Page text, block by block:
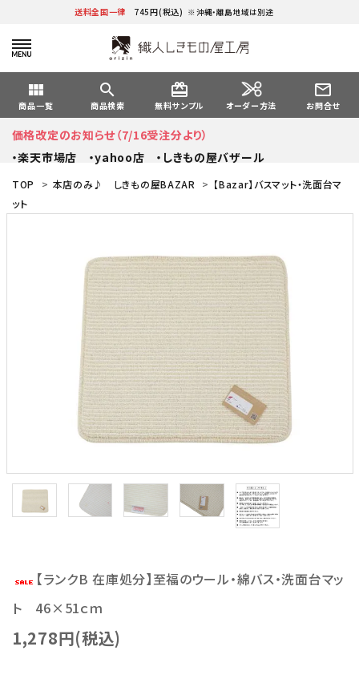
送料全国一律 745円(税込) ※沖縄・離島地域は別途
view_module
商品一覧
search
商品検索
card_giftcard
無料サンプル オーダー方法
mail_outline
お問合せ
価格改定のお知らせ（7/16受注分より）
・楽天市場店
・yahoo店 ・しきもの屋バザール
TOP > 本店のみ♪ しきもの屋BAZAR > 【Bazar】バスマット・洗面台マ
ット
【ランクB 在庫処分】至福のウール・綿バス・洗面台マッ
ト 46×51ｃｍ
1,278円(税込)